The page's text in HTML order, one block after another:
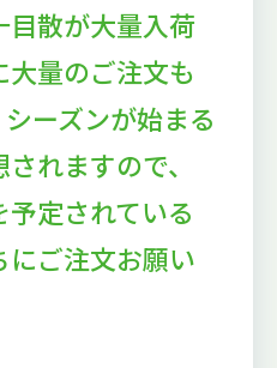
目散が大量入荷
量のご注文も
ーズンが始まる
れますので、
定されている
ご注文お願い